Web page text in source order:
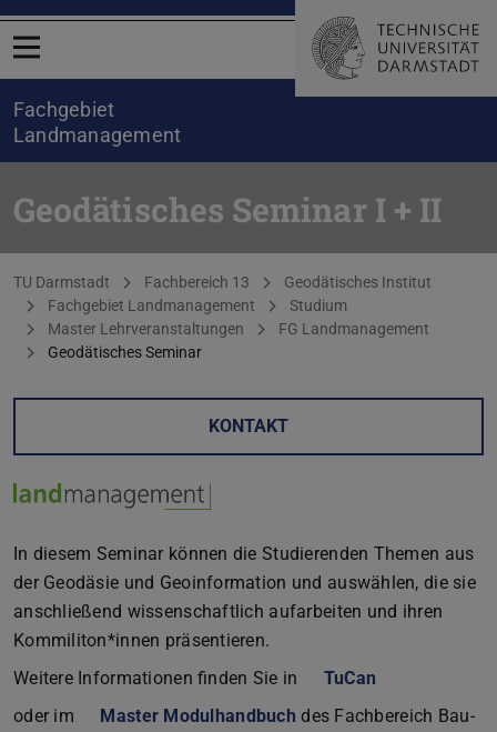
Menü öffnen
Fachgebiet
Landmanagement
Geodätisches Seminar I + II
Sie befinden sich hier:
TU Darmstadt Fachbereich 13
Geodätisches Institut
Fachgebiet Landmanagement
Studium
Master Lehrveranstaltungen
FG Landmanagement
Geodätisches Seminar
KONTAKT
In diesem Seminar können die Studierenden Themen aus
der Geodäsie und Geoinformation und auswählen, die sie
anschließend wissenschaftlich aufarbeiten und ihren
Kommiliton*innen präsentieren.
Weitere Informationen finden Sie in
TuCan
oder im
Master Modulhandbuch des Fachbereich Bau-